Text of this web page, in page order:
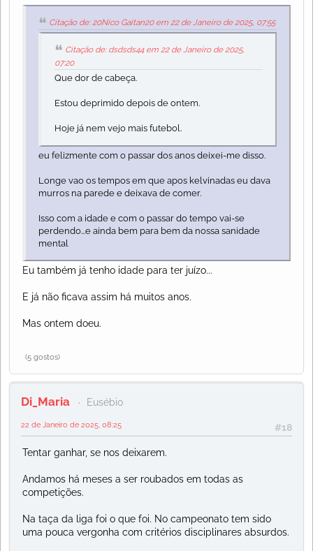
Citação de: 20Nico Gaitan20 em 22 de Janeiro de 2025, 07:55
Citação de: dsdsds44 em 22 de Janeiro de 2025,
07:20
Que dor de cabeça.
Estou deprimido depois de ontem.
Hoje já nem vejo mais futebol.
eu felizmente com o passar dos anos deixei-me disso.
Longe vao os tempos em que apos kelvinadas eu dava
murros na parede e deixava de comer.
Isso com a idade e com o passar do tempo vai-se
perdendo...e ainda bem para bem da nossa sanidade
mental
Eu também já tenho idade para ter juízo...
E já não ficava assim há muitos anos.
Mas ontem doeu.
(5 gostos)
Di_Maria Eusébio
#18
22 de Janeiro de 2025, 08:25
Tentar ganhar, se nos deixarem.
Andamos há meses a ser roubados em todas as
competições.
Na taça da liga foi o que foi. No campeonato tem sido
uma pouca vergonha com critérios disciplinares absurdos.